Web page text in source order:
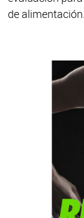
de alimentación.